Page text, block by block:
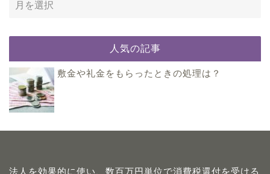
人気の記事
敷金や礼金をもらったときの処理は？
法人を効果的に使い、数百万円単位で消費税還付を受ける